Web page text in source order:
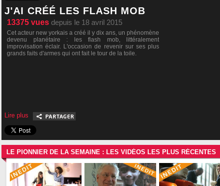
J'AI CRÉÉ LES FLASH MOB
13375 vues depuis le 18 avril 2015
Cet acteur new yorkais a créé il y dix ans, un phénomène
devenu planétaire : les flash mob, littéralement
improvisation éclair. L'occasion de revenir sur ses plus
grands faits d'armes qui ont fait le tour de la toile.
Lire plus
LE PIONNIER DE LA SEMAINE : LES VIDÉOS LES PLUS RÉCENTES